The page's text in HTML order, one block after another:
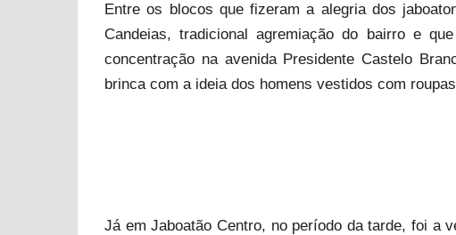
Entre os blocos que fizeram a alegria dos
Candeias, tradicional agremiação do bairro e
concentração na avenida Presidente Castelo
brinca com a ideia dos homens vestidos com
Já em Jaboatão Centro, no período da tarde, foi a